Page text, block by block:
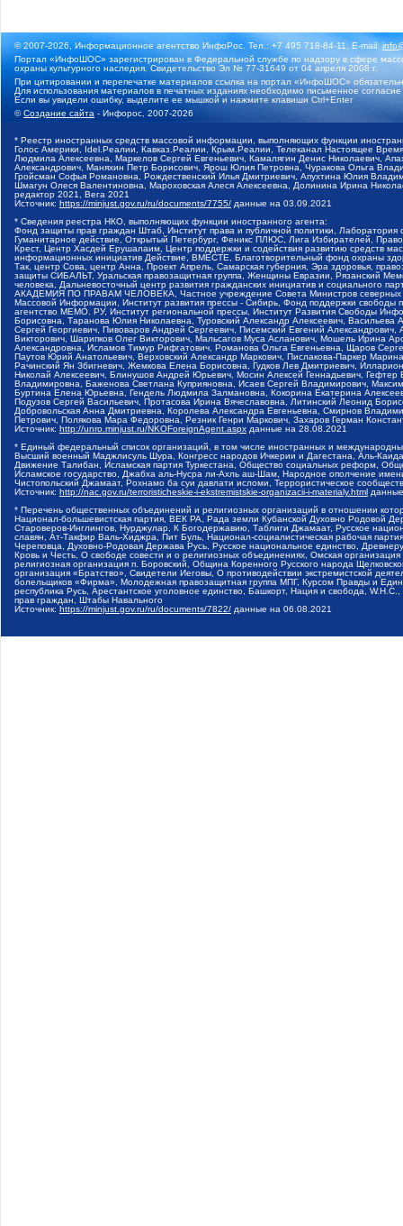
© 2007-2026, Информационное агентство ИнфоРос. Тел.: +7 495 718-84-11, E-mail:
Портал «ИнфоШОС» зарегистрирован в Федеральной службе по надзору в сфере
охраны культурного наследия. Свидетельство Эл № 77-31649 от 04 апреля 2008 г.
При цитировании и перепечатке материалов ссылка на портал «ИнфоШОС»
Для использования материалов в печатных изданиях необходимо письменное
Если вы увидели ошибку, выделите ее мышкой и нажмите клавиши Ctrl+Enter
©Создание сайта - Инфорос, 2007-2026
* Реестр иностранных средств массовой информации, выполняющих функции
Голос Америки, Idel.Реалии, Кавказ.Реалии, Крым.Реалии, Телеканал Настоящее
Людмила Алексеевна, Маркелов Сергей Евгеньевич, Камалягин Денис Николаевич,
Александрович, Маняхин Петр Борисович, Ярош Юлия Петровна, Чуракова Ольга
Гройсман Софья Романовна, Рождественский Илья Дмитриевич, Апухтина Юлия
Шмагун Олеся Валентиновна, Мароховская Алеся Алексеевна, Долинина Ирина
редактор 2021, Вега 2021
Источник: https://minjust.gov.ru/ru/documents/7755/ данные на 03.09.2021
* Сведения реестра НКО, выполняющих функции иностранного агента:
Фонд защиты прав граждан Штаб, Институт права и публичной политики,
Гуманитарное действие, Открытый Петербург, Феникс ПЛЮС, Лига Избирателей,
Крест, Центр Хасдей Ерушалаим, Центр поддержки и содействия развитию средств
информационных инициатив Действие, ВМЕСТЕ, Благотворительный фонд охраны
Так, центр Сова, центр Анна, Проект Апрель, Самарская губерния, Эра здоровья,
защиты СИБАЛЬТ, Уральская правозащитная группа, Женщины Евразии, Рязанский
человека, Дальневосточный центр развития гражданских инициатив и социального
АКАДЕМИЯ ПО ПРАВАМ ЧЕЛОВЕКА, Частное учреждение Совета Министров северных
Массовой Информации, Институт развития прессы - Сибирь, Фонд поддержки
агентство МЕМО. РУ, Институт региональной прессы, Институт Развития Свободы
Борисовна, Таранова Юлия Николаевна, Туровский Александр Алексеевич,
Сергей Георгиевич, Пивоваров Андрей Сергеевич, Писемский Евгений
Викторович, Шарипков Олег Викторович, Мальсагов Муса Асланович, Мошель Ирина
Александровна, Исламов Тимур Рифгатович, Романова Ольга Евгеньевна, Щаров
Паутов Юрий Анатольевич, Верховский Александр Маркович, Пислакова-Паркер
Рачинский Ян Збигневич, Жемкова Елена Борисовна, Гудков Лев Дмитриевич,
Николай Алексеевич, Блинушов Андрей Юрьевич, Мосин Алексей Геннадьевич,
Владимировна, Баженова Светлана Куприяновна, Исаев Сергей Владимирович,
Буртина Елена Юрьевна, Гендель Людмила Залмановна, Кокорина Екатерина
Подузов Сергей Васильевич, Протасова Ирина Вячеславовна, Литинский Леонид
Добровольская Анна Дмитриевна, Королева Александра Евгеньевна, Смирнов
Петрович, Полякова Мара Федоровна, Резник Генри Маркович, Захаров Герман
Источник: http://unro.minjust.ru/NKOForeignAgent.aspx данные на 28.08.2021
* Единый федеральный список организаций, в том числе иностранных и
Высший военный Маджлисуль Шура, Конгресс народов Ичкерии и Дагестана, Аль-
Движение Талибан, Исламская партия Туркестана, Общество социальных реформ,
Исламское государство, Джабха аль-Нусра ли-Ахль аш-Шам, Народное ополчение
Чистопольский Джамаат, Рохнамо ба суи давлати исломи, Террористическое
Источник: http://nac.gov.ru/terroristicheskie-i-ekstremistskie-organizacii-i-materialy.html
* Перечень общественных объединений и религиозных организаций в отношении
Национал-большевистская партия, ВЕК РА, Рада земли Кубанской Духовно Родовой
Староверов-Инглингов, Нурджулар, К Богодержавию, Таблиги Джамаат, Русское
славян, Ат-Такфир Валь-Хиджра, Пит Буль, Национал-социалистическая рабочая
Череповца, Духовно-Родовая Держава Русь, Русское национальное единство,
Кровь и Честь, О свободе совести и о религиозных объединениях, Омская
религиозная организация п. Боровский, Община Коренного Русского народа
организация «Братство», Свидетели Иеговы, О противодействии экстремистской
болельщиков «Фирма», Молодежная правозащитная группа МПГ, Курсом Правды и
республика Русь, Арестантское уголовное единство, Башкорт, Нация и свобода,
прав граждан, Штабы Навального
Источник: https://minjust.gov.ru/ru/documents/7822/ данные на 06.08.2021